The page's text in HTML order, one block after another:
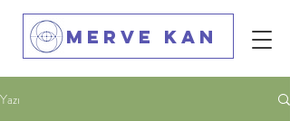
Merve Kan
Yazı